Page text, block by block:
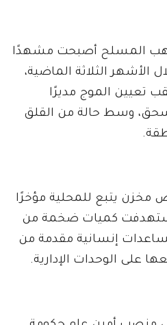
المسلح أصبحت مشهدًا
الأشهر الثلاثة الماضية،
تعيين الموج مديرًا
وسط حالة من القلق
مخزن يتبع للمحلية مؤخرًا
كميات ضخمة من
إنسانية مقدمة من
على الوحدات الإدارية.